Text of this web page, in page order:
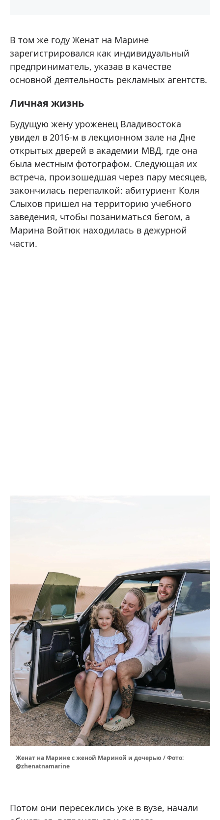
В том же году Женат на Марине
зарегистрировался как индивидуальный
предприниматель, указав в качестве
основной деятельность рекламных агентств.
Личная жизнь
Будущую жену уроженец Владивостока
увидел в 2016-м в лекционном зале на Дне
открытых дверей в академии МВД, где она
была местным фотографом. Следующая их
встреча, произошедшая через пару месяцев,
закончилась перепалкой: абитуриент Коля
Слыхов пришел на территорию учебного
заведения, чтобы позаниматься бегом, а
Марина Войтюк находилась в дежурной
части.
Женат на Марине с женой Мариной и дочерью / Фото:
@zhenatnamarine
Потом они пересеклись уже в вузе, начали